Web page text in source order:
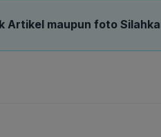
Artikel maupun foto